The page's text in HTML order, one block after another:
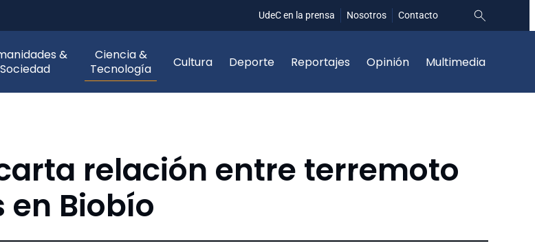
UdeC en la prensa Nosotros Contacto
&
Sociedad
Ciencia &
Tecnología
Cultura Deporte Reportajes Opinión Multimedia
relación entre terremoto
Biobío